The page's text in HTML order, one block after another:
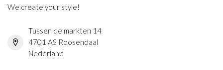
We create your style!
Tussen de markten 14
4701 AS Roosendaal
Nederland